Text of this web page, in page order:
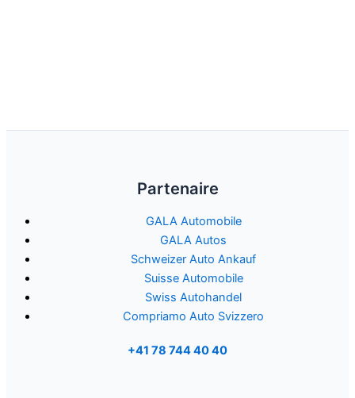
Partenaire
GALA Automobile
GALA Autos
Schweizer Auto Ankauf
Suisse Automobile
Swiss Autohandel
Compriamo Auto Svizzero
+41 78 744 40 40